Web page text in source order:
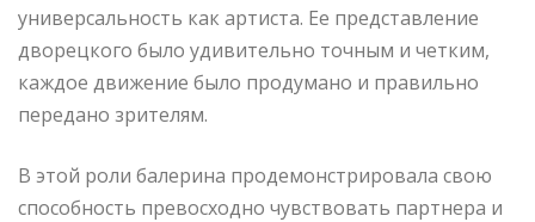
универсальность как артиста. Ее представление
дворецкого было удивительно точным и четким,
каждое движение было продумано и правильно
передано зрителям.
В этой роли балерина продемонстрировала свою
способность превосходно чувствовать партнера и